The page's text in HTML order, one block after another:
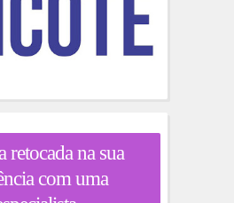
retocada na sua
com uma